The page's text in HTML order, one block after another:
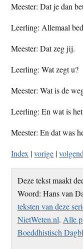
Meester: Dat je dan
Leerling: Allemaal
Meester: Dat zeg jij.
Leerling: Wat zegt u?
Meester: Wat is de
Leerling: En wat is
Meester: En dat was
Index |vorige |
Deze tekst maakt
Woord: Hans van
teksten van deze
NietWeten.nl. Alle
Boeddhistisch